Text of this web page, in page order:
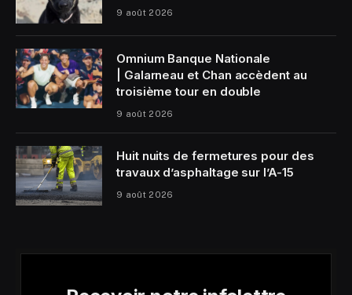
9 août 2026
Omnium Banque Nationale
| Galarneau et Chan accèdent au
troisième tour en double
9 août 2026
Huit nuits de fermetures pour des
travaux d’asphaltage sur l’A-15
9 août 2026